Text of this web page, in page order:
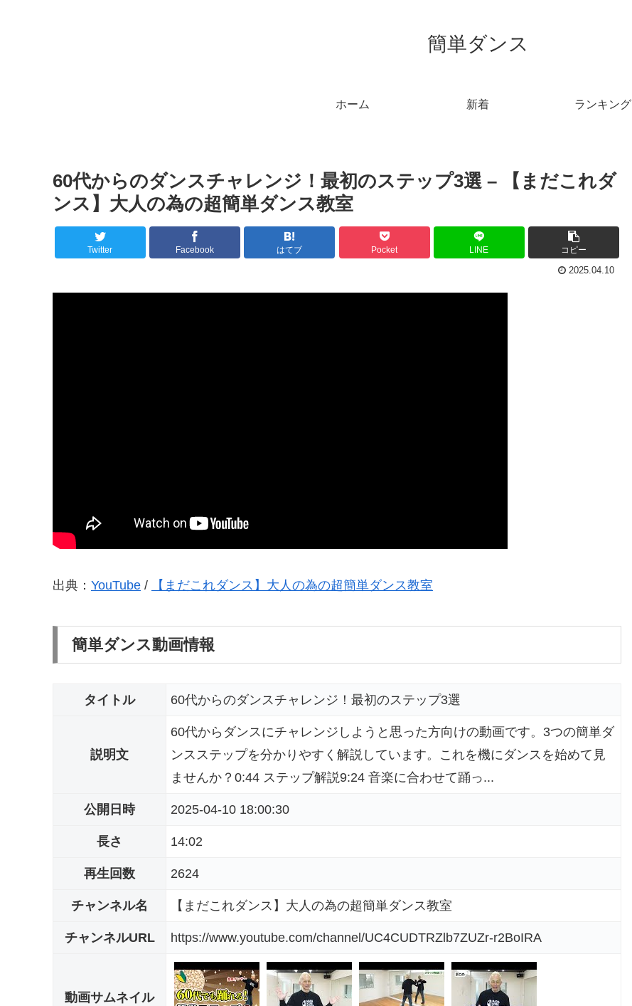
簡単ダンス
ホーム 新着 ランキング
60代からのダンスチャレンジ！最初のステップ3選 – 【まだこれダ
ンス】大人の為の超簡単ダンス教室
Twitter Facebook はてブ Pocket LINE コピー
2025.04.10
出典： YouTube / 【まだこれダンス】大人の為の超簡単ダンス教室
簡単ダンス動画情報
タイトル 60代からのダンスチャレンジ！最初のステップ3選
説明文
60代からダンスにチャレンジしようと思った方向けの動画です。3つの簡単ダ
ンスステップを分かりやすく解説しています。これを機にダンスを始めて見
ませんか？0:44 ステップ解説9:24 音楽に合わせて踊っ...
公開日時 2025-04-10 18:00:30
長さ 14:02
再生回数 2624
チャンネル名 【まだこれダンス】大人の為の超簡単ダンス教室
チャンネルURL https://www.youtube.com/channel/UC4CUDTRZlb7ZUZr-r2BoIRA
動画サムネイル